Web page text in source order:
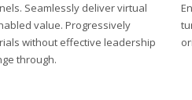
Seamlessly deliver virtual
value. Progressively
without effective leadership
through.